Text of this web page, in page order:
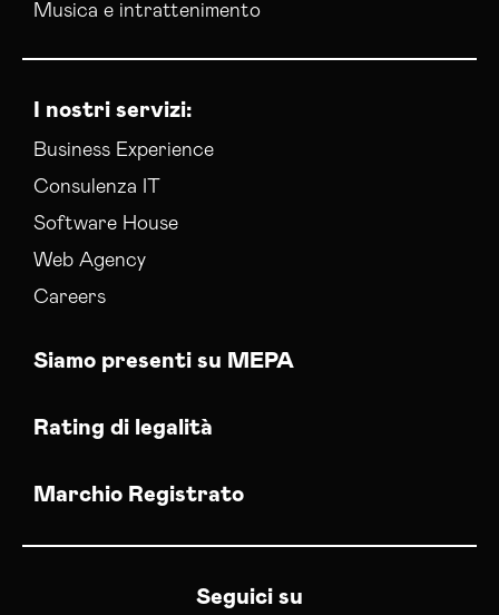
Musica e intrattenimento
I nostri servizi:
Business Experience
Consulenza IT
Software House
Web Agency
Careers
Siamo presenti su MEPA
Rating di legalità
Marchio Registrato
Seguici su